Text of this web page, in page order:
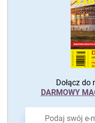
Dołącz
DARMOWY